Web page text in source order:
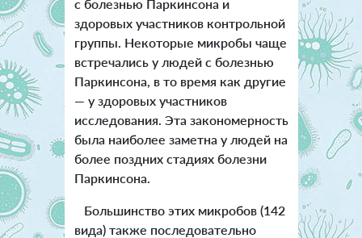
с болезнью Паркинсона и
здоровых участников контрольной
группы. Некоторые микробы чаще
встречались у людей с болезнью
Паркинсона, в то время как другие
— у здоровых участников
исследования. Эта закономерность
была наиболее заметна у людей на
более поздних стадиях болезни
Паркинсона.
Большинство этих микробов (142
вида) также последовательно